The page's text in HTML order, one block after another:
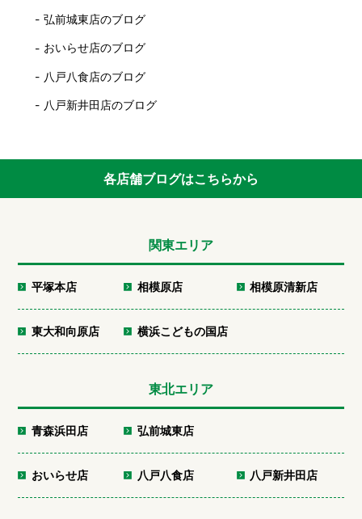
弘前城東店のブログ
おいらせ店のブログ
八戸八食店のブログ
八戸新井田店のブログ
各店舗ブログはこちらから
関東エリア
平塚本店 相模原店 相模原清新店
東大和向原店 横浜こどもの国店
東北エリア
青森浜田店 弘前城東店
おいらせ店 八戸八食店 八戸新井田店